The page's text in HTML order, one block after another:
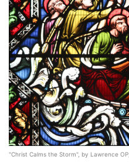
"Christ Calms the Storm", by Lawrence OP,